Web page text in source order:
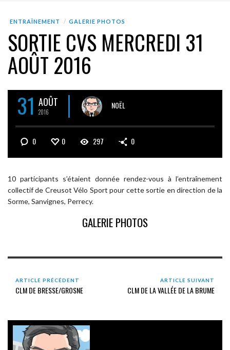
ENTRAÎNEMENT GALERIE PHOTOS
SORTIE CVS MERCREDI 31
AOÛT 2016
31 AOÛT
2016
NOËL
0 0 297 0
10 participants s’étaient donnée rendez-vous à l’entraînement
collectif de Creusot Vélo Sport pour cette sortie en direction de la
Sorme, Sanvignes, Perrecy.
GALERIE PHOTOS
ARTICLE PRÉCÉDENT
CLM DE BRESSE/GROSNE
ARTICLE SUIVANT
CLM DE LA VALLÉE DE LA BRUME